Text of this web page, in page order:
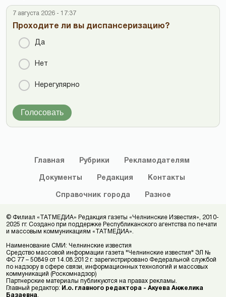
7 августа 2026 - 17:37
Проходите ли вы диспансеризацию?
Да
Нет
Нерегулярно
Голосовать
Главная Рубрики Рекламодателям
Документы Редакция Контакты
Справочник города Разное
© Филиал «ТАТМЕДИА» Редакция газеты «Челнинские Известия», 2010-
2025 гг. Создано при поддержке Республиканского агентства по печати
и массовым коммуникациям «ТАТМЕДИА».
Наименование СМИ: Челнинские известия
Средство массовой информации газета "Челнинские известия" ЭЛ №
ФС 77 – 50849 от 14.08.2012 г. зарегистрировано Федеральной службой
по надзору в сфере связи, информационных технологий и массовых
коммуникаций (Роскомнадзор)
Партнерские материалы публикуются на правах рекламы.
Главный редактор: И.о. главного редактора - Акуева Анжелика
Базаевна